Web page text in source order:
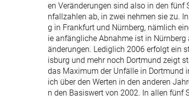
en Veränderungen sind also in den fünf
nfallzahlen ab, in zwei nehmen sie zu.
g in Frankfurt und Nürnberg, nämlich
ie anfängliche Abnahme ist in
änderungen. Lediglich 2006 erfolgt ein
isburg und mehr noch Dortmund zeigt
das Maximum der Unfälle in Dortmund
ich über den Werten in den anderen
n den Basiswert von 2002. In allen fünf